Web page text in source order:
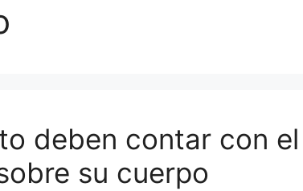
deben contar con el
su cuerpo